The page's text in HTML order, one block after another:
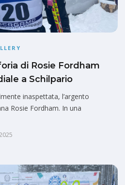
di Rosie Fordham
a Schilpario
inaspettata, l’argento
Rosie Fordham. In una